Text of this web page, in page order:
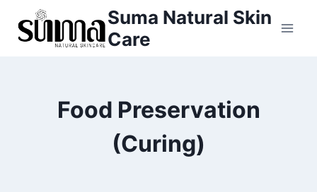
Suma Natural Skin
Care
Food Preservation
(Curing)